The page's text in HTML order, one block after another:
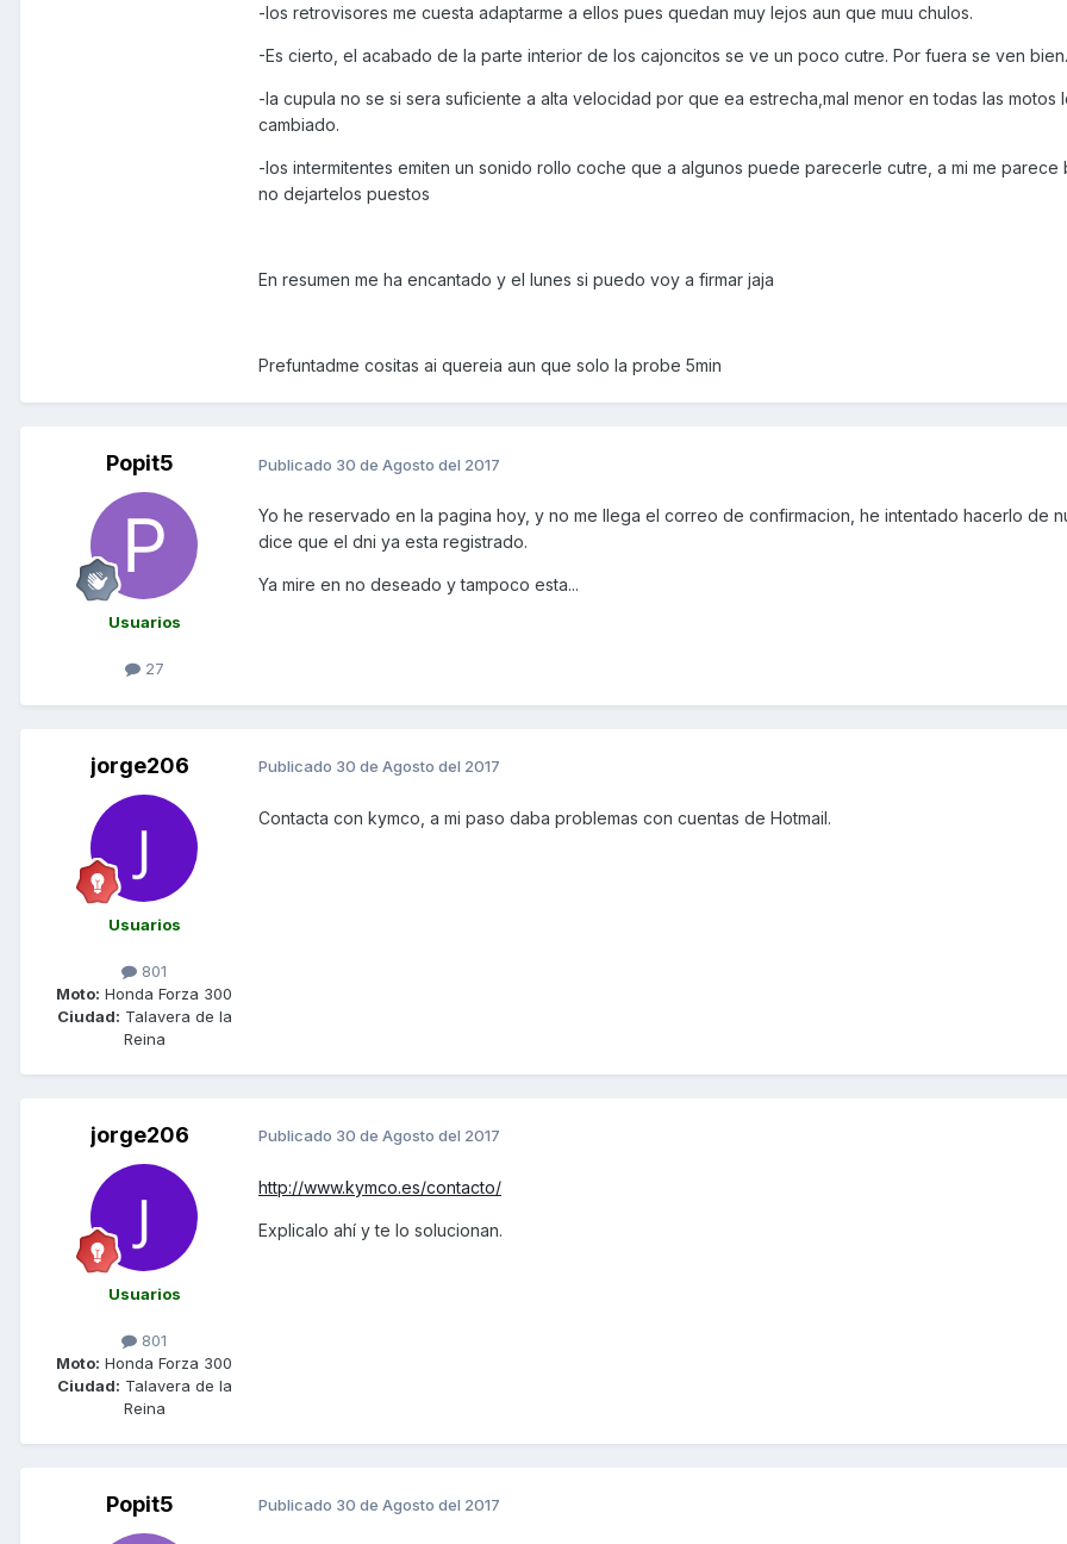
-los retrovisores me cuesta adaptarme a ellos pues quedan muy lejos aun que muu chulos.
-Es cierto, el acabado de la parte interior de los cajoncitos se ve un poco cutre. Por fuera se ven bien.
-la cupula no se si sera suficiente a alta velocidad por que ea estrecha,mal menor en todas las motos
cambiado.
-los intermitentes emiten un sonido rollo coche que a algunos puede parecerle cutre, a mi me parece
no dejartelos puestos
En resumen me ha encantado y el lunes si puedo voy a firmar jaja
Prefuntadme cositas ai quereia aun que solo la probe 5min
Popit5
Usuarios
27
Publicado 30 de Agosto del 2017
Yo he reservado en la pagina hoy, y no me llega el correo de confirmacion, he intentado hacerlo de
dice que el dni ya esta registrado.
Ya mire en no deseado y tampoco esta...
jorge206
Usuarios
801
Moto: Honda Forza 300
Ciudad: Talavera de la
Reina
Publicado 30 de Agosto del 2017
Contacta con kymco, a mi paso daba problemas con cuentas de Hotmail.
jorge206
Usuarios
801
Moto: Honda Forza 300
Ciudad: Talavera de la
Reina
Publicado 30 de Agosto del 2017
http://www.kymco.es/contacto/
Explicalo ahí y te lo solucionan.
Popit5 Publicado 30 de Agosto del 2017